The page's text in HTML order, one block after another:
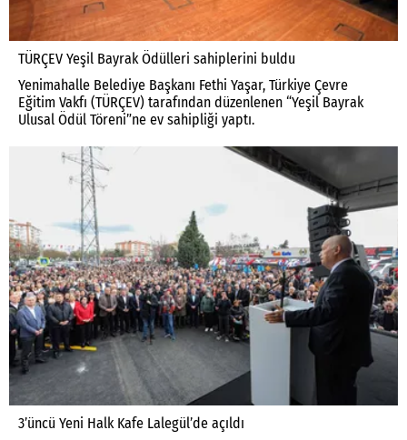
TÜRÇEV Yeşil Bayrak Ödülleri sahiplerini buldu
Yenimahalle Belediye Başkanı Fethi Yaşar, Türkiye Çevre
Eğitim Vakfı (TÜRÇEV) tarafından düzenlenen “Yeşil Bayrak
Ulusal Ödül Töreni”ne ev sahipliği yaptı.
3’üncü Yeni Halk Kafe Lalegül’de açıldı